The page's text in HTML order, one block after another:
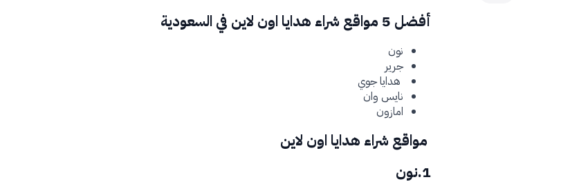
أفضل 5 مواقع شراء هدايا اون لاين في السعودية
نون
جرير
هدايا جوي
نايس وان
امازون
مواقع شراء هدايا اون لاين
1.نون